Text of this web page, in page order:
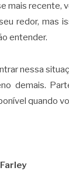
mais recente,
redor, mas
entender.
nessa
demais.
quando